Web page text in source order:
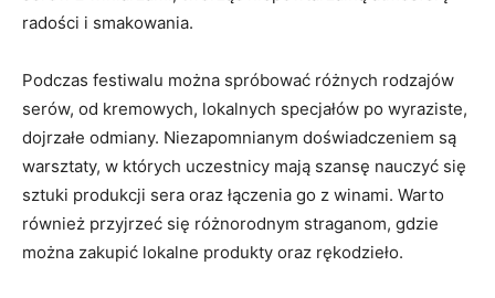
radości i smakowania.
Podczas ⁢festiwalu można ‌spróbować różnych rodzajów
serów, od kremowych, lokalnych specjałów po wyraziste,
dojrzałe odmiany. Niezapomnianym doświadczeniem są
warsztaty, w których uczestnicy mają szansę ​nauczyć się
sztuki produkcji sera oraz⁤ łączenia go z winami. Warto
również⁤ przyjrzeć się różnorodnym straganom, gdzie⁤
można zakupić lokalne produkty oraz​ rękodzieło.